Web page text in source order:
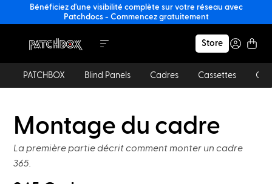
Bénéficiez d'une visibilité complète sur votre réseau avec
Patchdocs - Commencez gratuitement
Store
PATCHBOX Blind Panels Cadres Cassettes
Montage du cadre
La première partie décrit comment monter un cadre
365.